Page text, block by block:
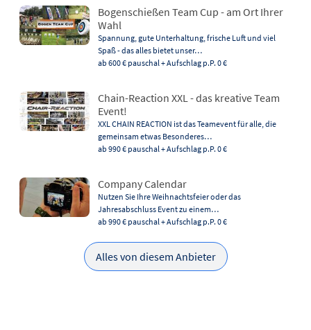
Bogenschießen Team Cup - am Ort Ihrer
Wahl
Spannung, gute Unterhaltung, frische Luft und viel
Spaß - das alles bietet unser…
ab 600 € pauschal + Aufschlag p.P. 0 €
Chain-Reaction XXL - das kreative Team
Event!
XXL CHAIN REACTION ist das Teamevent für alle, die
gemeinsam etwas Besonderes…
ab 990 € pauschal + Aufschlag p.P. 0 €
Company Calendar
Nutzen Sie Ihre Weihnachtsfeier oder das
Jahresabschluss Event zu einem…
ab 990 € pauschal + Aufschlag p.P. 0 €
Alles von diesem Anbieter